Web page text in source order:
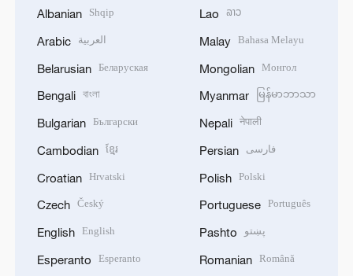
Albanian Shqip
Arabic العربية
Belarusian Беларуская
Bengali বাংলা
Bulgarian Български
Cambodian ខ្មែរ
Croatian Hrvatski
Czech Český
English English
Esperanto Esperanto
Lao ລາວ
Malay Bahasa Melayu
Mongolian Монгол
Myanmar မြန်မာဘာသာ
Nepali नेपाली
Persian فارسی
Polish Polski
Portuguese Português
Pashto پښتو
Romanian Română